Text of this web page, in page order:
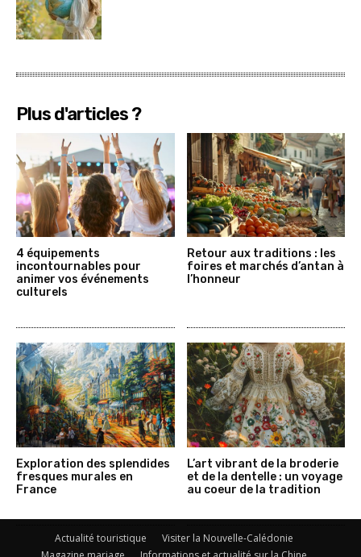
Plus d'articles ?
4 équipements
incontournables pour
animer vos événements
culturels
Retour aux traditions : les
foires et marchés d’antan à
l’honneur
Exploration des splendides
fresques murales en
France
L’art vibrant de la broderie
et de la dentelle : un voyage
au coeur de la tradition
Actualité touristique
Visiter la Nouvelle-Calédonie